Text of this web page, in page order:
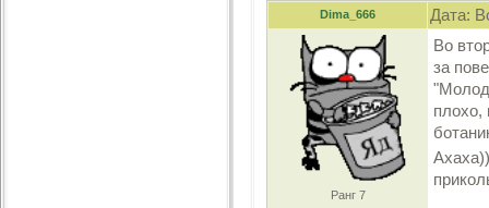
Dima_666 Дата:
Ранг 7
Во
за
плохо,